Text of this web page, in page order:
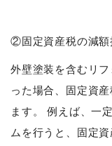
②固定資産税の減額
外壁塗装を含むリ
った場合、固定資
ます。 例えば、一
ムを行うと、固定